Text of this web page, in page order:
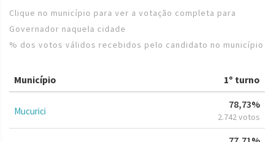
Clique no município para ver a votação completa para
Governador naquela cidade
% dos votos válidos recebidos pelo candidato no município
Município 1º turno
Mucurici
78,73%
2.742 votos